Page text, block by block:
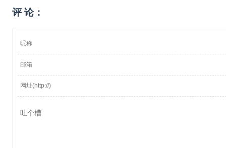
评 论：